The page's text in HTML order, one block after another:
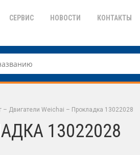
СЕРВИС НОВОСТИ КОНТАКТЫ
– Двигатели Weichai – Прокладка 13022028
13022028